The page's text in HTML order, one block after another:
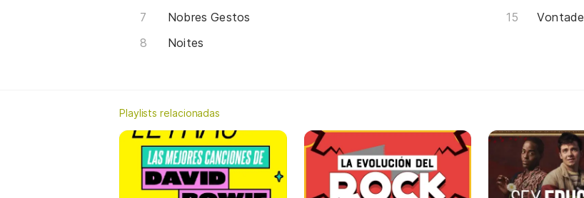
Nobres Gestos
Noites
Vontade
Playlists relacionadas